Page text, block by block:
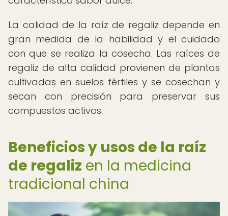
La calidad de la raíz de regaliz depende en
gran medida de la habilidad y el cuidado
con que se realiza la cosecha. Las raíces de
regaliz de alta calidad provienen de plantas
cultivadas en suelos fértiles y se cosechan y
secan con precisión para preservar sus
compuestos activos.
Beneficios y usos de la raíz
de regaliz en la medicina
tradicional china